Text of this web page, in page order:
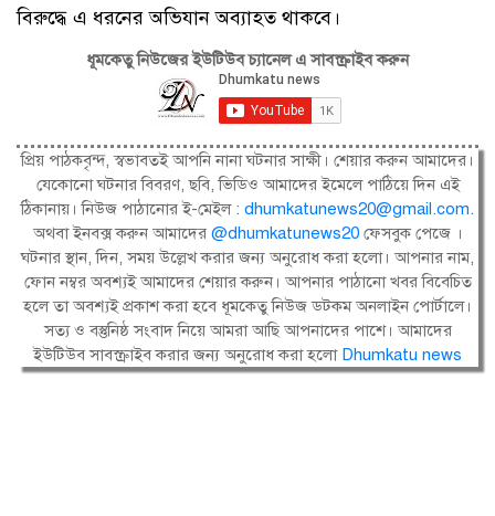
বিরুদ্ধে এ ধরনের অভিযান অব্যাহত থাকবে।
ধূমকেতু নিউজের ইউটিউব চ্যানেল এ সাবস্ক্রাইব করুন
প্রিয় পাঠকবৃন্দ, স্বভাবতই আপনি নানা ঘটনার সাক্ষী। শেয়ার করুন আমাদের।
যেকোনো ঘটনার বিবরণ, ছবি, ভিডিও আমাদের ইমেলে পাঠিয়ে দিন এই
ঠিকানায়। নিউজ পাঠানোর ই-মেইল : dhumkatunews20@gmail.com.
অথবা ইনবক্স করুন আমাদের@dhumkatunews20 ফেসবুক পেজে ।
ঘটনার স্থান, দিন, সময় উল্লেখ করার জন্য অনুরোধ করা হলো। আপনার নাম,
ফোন নম্বর অবশ্যই আমাদের শেয়ার করুন। আপনার পাঠানো খবর বিবেচিত
হলে তা অবশ্যই প্রকাশ করা হবে ধূমকেতু নিউজ ডটকম অনলাইন পোর্টালে।
সত্য ও বস্তুনিষ্ঠ সংবাদ নিয়ে আমরা আছি আপনাদের পাশে। আমাদের
ইউটিউব সাবস্ক্রাইব করার জন্য অনুরোধ করা হলো Dhumkatu news